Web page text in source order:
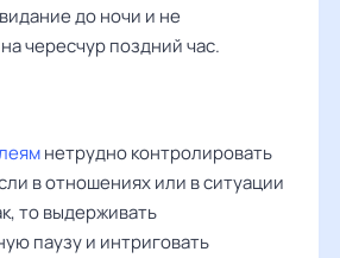
до ночи и не
чересчур поздний час.
нетрудно контролировать
в отношениях или в ситуации
то выдерживать
паузу и интриговать